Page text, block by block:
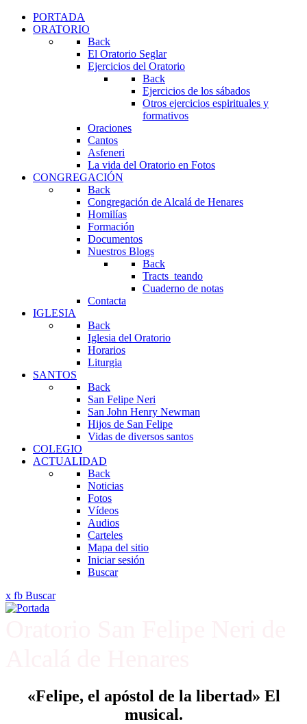
PORTADA
ORATORIO
Back
El Oratorio Seglar
Ejercicios del Oratorio
Back
Ejercicios de los sábados
Otros ejercicios espirituales y
formativos
Oraciones
Cantos
Asfeneri
La vida del Oratorio en Fotos
CONGREGACIÓN
Back
Congregación de Alcalá de Henares
Homilías
Formación
Documentos
Nuestros Blogs
Back
Tracts_teando
Cuaderno de notas
Contacta
IGLESIA
Back
Iglesia del Oratorio
Horarios
Liturgia
SANTOS
Back
San Felipe Neri
San John Henry Newman
Hijos de San Felipe
Vidas de diversos santos
COLEGIO
ACTUALIDAD
Back
Noticias
Fotos
Vídeos
Audios
Carteles
Mapa del sitio
Iniciar sesión
Buscar
x fb Buscar
«Felipe, el apóstol de la libertad» El
musical.